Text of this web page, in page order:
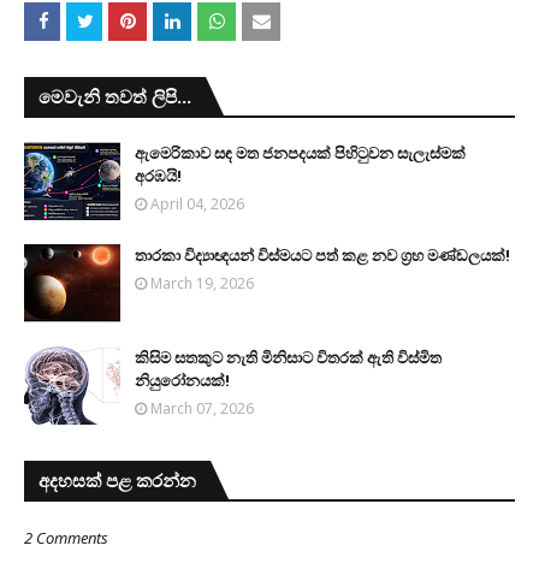
මෙවැනි තවත් ලිපි...
ඇමෙරිකාව සඳ මත ජනපදයක් පිහිටුවන සැලැස්මක්
අරඹයි!
April 04, 2026
තාරකා විද්‍යාඥයන් විස්මයට පත් කළ නව ග්‍රහ මණ්ඩලයක්!
March 19, 2026
කිසිම සතකුට නැති මිනිසාට විතරක් ඇති විස්මිත
නියුරෝනයක්!
March 07, 2026
අදහසක් පළ කරන්න
2 Comments